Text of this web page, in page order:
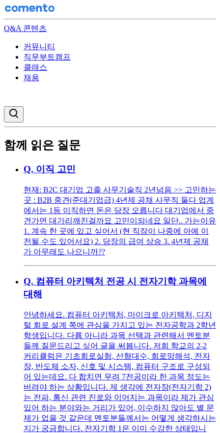
Q&A 콘텐츠
커뮤니티
직무부트캠프
클래스
채용
함께 읽은 질문
Q. 이직 고민
현재: B2C 대기업 고졸 사무기술직 2년넘음 >> 고민하는
곳 : B2B 중견(준대기업급) 4년제 공채 사무직 둘다 업계
에서는 1등 이직하면 돈은 당장 오릅니다 대기업에서 중
견가면 대가리깨진걸까요 고민이되네요 일단.. 가는이유
1. 계속 한 곳에 있고 싶어서 (현 직장이 나중에 아예 이
전될 수도 있어서요) 2. 당장의 급여 상승 3. 4년제 공채
가 아무래도 나으니까??
Q. 컴퓨터 아키텍처 전공 시 전자기학 과목에
대해
안녕하세요. 컴퓨터 아키텍처, 마이크로 아키텍처, 디지
털 회로 설계 쪽에 관심을 가지고 있는 전자공학과 2학년
학생입니다. 다름 아니라 과목 선택과 관련해서 멘토분
들께 질문드리고 싶어 글을 써봅니다. 저희 학교의 2-2
커리큘럼은 기초회로실험, 선형대수, 회로망해석, 전자
장, 반도체 소자, 신호 및 시스템, 컴퓨터 구조로 구성되
어 있는데요. 다 합치면 무려 7전공이라 한 과목 정도는
버려야 하는 상황입니다. 제 생각에 전자장(전자기학 2)
는 전파, 통신 관련 진로와 이어지는 과목이라 제가 관심
있어 하는 분야와는 거리가 있어, 이수하지 않아도 별 문
제가 없을 것 같은데 멘토분들께서는 어떻게 생각하시는
지가 궁금합니다. 전자기학 1은 이미 수강한 상태입니